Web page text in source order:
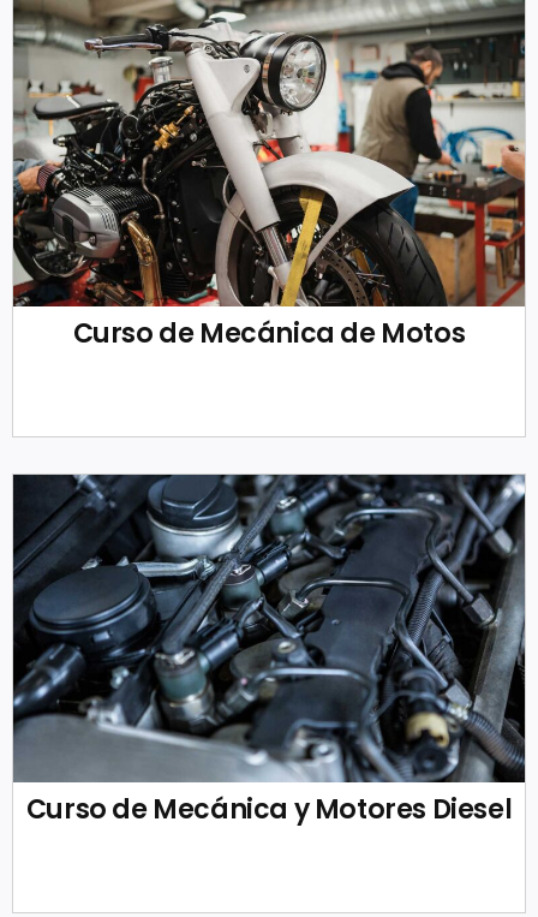
Curso de Mecánica de Motos
Curso de Mecánica y Motores Diesel